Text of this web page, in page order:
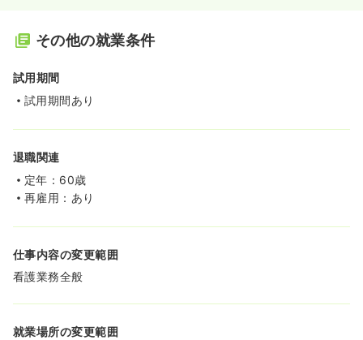
その他の就業条件
試用期間
試用期間あり
退職関連
定年：60歳
再雇用：あり
仕事内容の変更範囲
看護業務全般
就業場所の変更範囲